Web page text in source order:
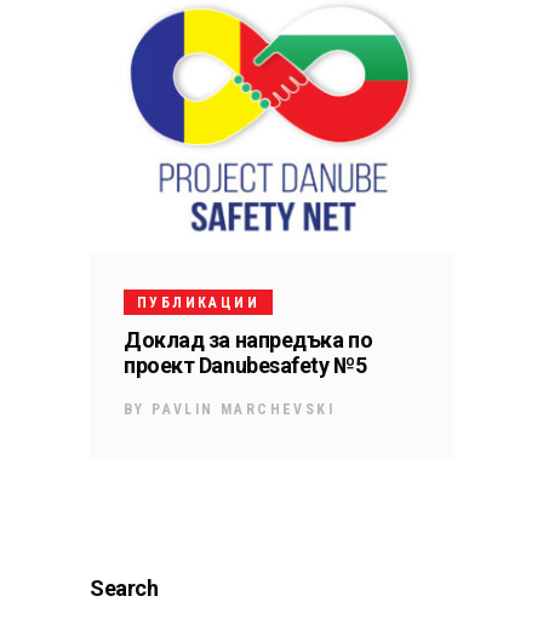
ПУБЛИКАЦИИ
Доклад за напредъка по
проект Danubesafety №5
BY PAVLIN MARCHEVSKI
Search